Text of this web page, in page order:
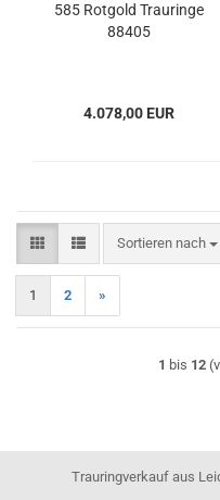
585 Rotgold Trauringe
88405
4.078,00 EUR
Sortieren nach
Sortieren nach
1 2 »
1 bis 12
Trauringverkauf aus